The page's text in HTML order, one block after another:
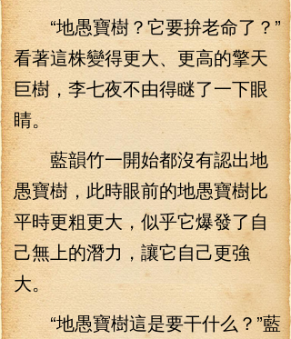
“地愚寶樹？它要拚老命了？”
看著這株變得更大、更高的擎天
巨樹，李七夜不由得瞇了一下眼
睛。
藍韻竹一開始都沒有認出地
愚寶樹，此時眼前的地愚寶樹比
平時更粗更大，似乎它爆發了自
己無上的潛力，讓它自己更強
大。
“地愚寶樹這是要干什么？”藍